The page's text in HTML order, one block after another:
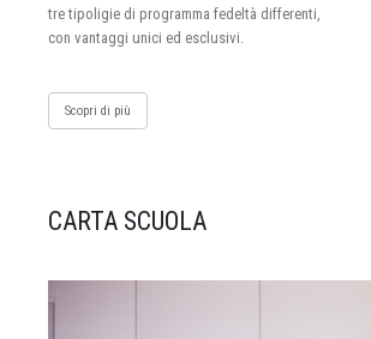
tre tipoligie di programma fedeltà differenti,
con vantaggi unici ed esclusivi.
Scopri di più
CARTA SCUOLA